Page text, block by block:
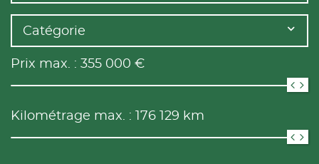
Catégorie
Prix max. : 355 000 €
Kilométrage max. : 176 129 km